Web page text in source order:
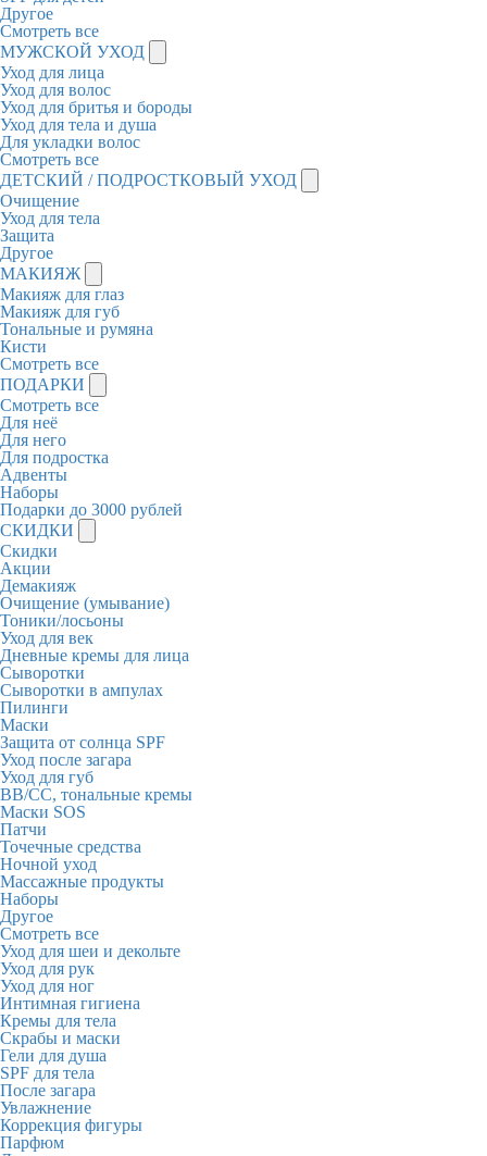
Другое
Смотреть все
МУЖСКОЙ УХОД
Уход для лица
Уход для волос
Уход для бритья и бороды
Уход для тела и душа
Для укладки волос
Смотреть все
ДЕТСКИЙ / ПОДРОСТКОВЫЙ УХОД
Очищение
Уход для тела
Защита
Другое
МАКИЯЖ
Макияж для глаз
Макияж для губ
Тональные и румяна
Кисти
Смотреть все
ПОДАРКИ
Смотреть все
Для неё
Для него
Для подростка
Адвенты
Наборы
Подарки до 3000 рублей
СКИДКИ
Скидки
Акции
Демакияж
Очищение (умывание)
Тоники/лосьоны
Уход для век
Дневные кремы для лица
Сыворотки
Сыворотки в ампулах
Пилинги
Маски
Защита от солнца SPF
Уход после загара
Уход для губ
BB/CC, тональные кремы
Маски SOS
Патчи
Точечные средства
Ночной уход
Массажные продукты
Наборы
Другое
Смотреть все
Уход для шеи и декольте
Уход для рук
Уход для ног
Интимная гигиена
Кремы для тела
Скрабы и маски
Гели для душа
SPF для тела
После загара
Увлажнение
Коррекция фигуры
Парфюм